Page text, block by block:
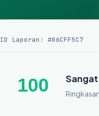
ID Laporan: #06CFF5C7
100 Sangat